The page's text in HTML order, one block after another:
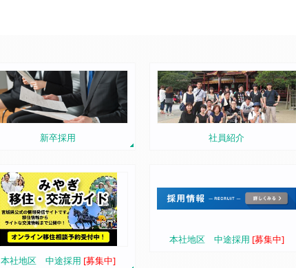
新卒採用 社員紹介
本社地区 中途採用 [募集中]
本社地区 中途採用 [募集中]